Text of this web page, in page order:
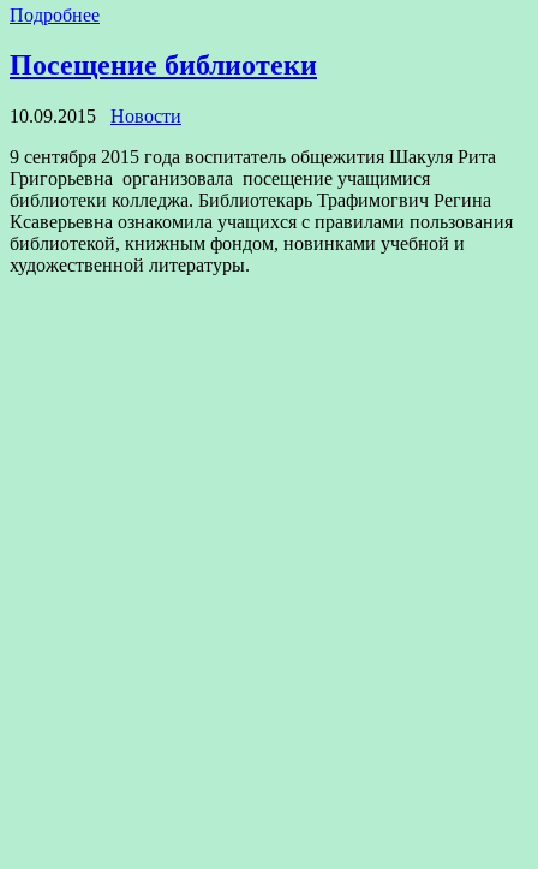
Подробнее
Посещение библиотеки
10.09.2015
Новости
9 сентября 2015 года воспитатель общежития Шакуля Рита
Григорьевна организовала посещение учащимися
библиотеки колледжа. Библиотекарь Трафимогвич Регина
Ксаверьевна ознакомила учащихся с правилами пользования
библиотекой, книжным фондом, новинками учебной и
художественной литературы.